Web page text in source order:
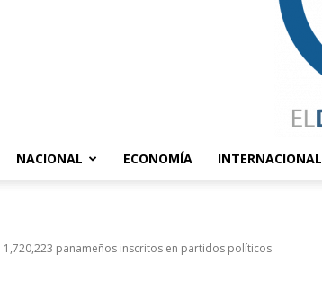
NACIONAL ECONOMÍA INTERNACIONAL
1,720,223 panameños inscritos en partidos políticos